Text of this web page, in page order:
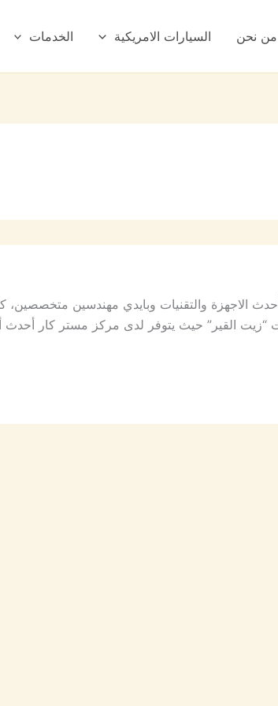
من نحن السيارات الامريكية الخدمات
الاجهزة والتقنيات وبايدي مهندسين
القير” حيث يتوفر لدى مركز مستر كار أحدث